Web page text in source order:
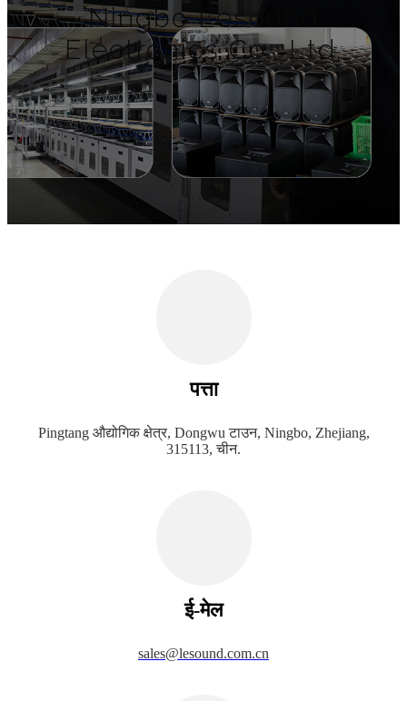
Ningbo Lesound
Electronics Co., Ltd.
पत्ता
Pingtang औद्योगिक क्षेत्र, Dongwu टाउन, Ningbo, Zhejiang,
315113, चीन.
ई-मेल
sales@lesound.com.cn